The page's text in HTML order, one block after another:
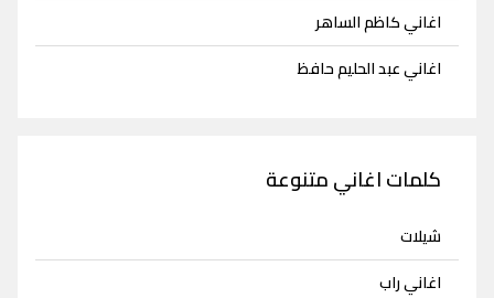
اغاني كاظم الساهر
اغاني عبد الحليم حافظ
كلمات اغاني متنوعة
شيلات
اغاني راب